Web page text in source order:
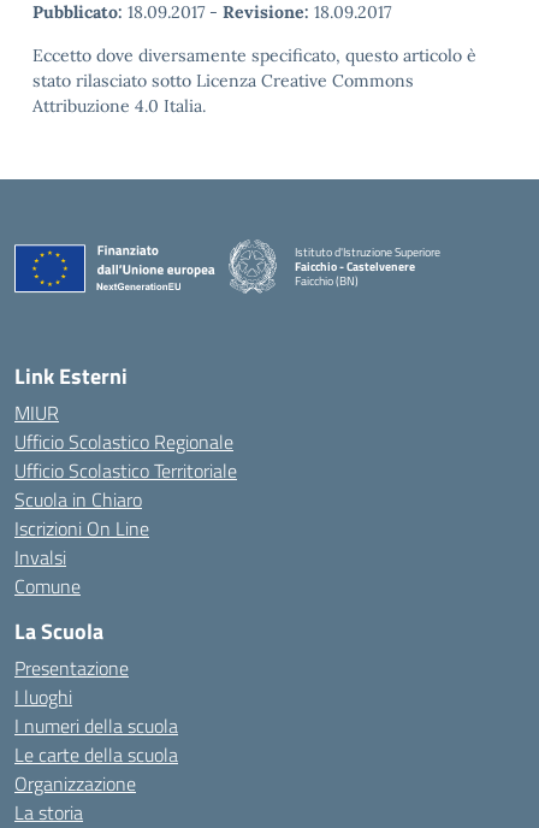
Pubblicato: 18.09.2017 - Revisione: 18.09.2017
Eccetto dove diversamente specificato, questo articolo è
stato rilasciato sotto Licenza Creative Commons
Attribuzione 4.0 Italia.
Istituto d'Istruzione Superiore
Faicchio - Castelvenere
Faicchio (BN)
Link Esterni
MIUR
Ufficio Scolastico Regionale
Ufficio Scolastico Territoriale
Scuola in Chiaro
Iscrizioni On Line
Invalsi
Comune
La Scuola
Presentazione
I luoghi
I numeri della scuola
Le carte della scuola
Organizzazione
La storia